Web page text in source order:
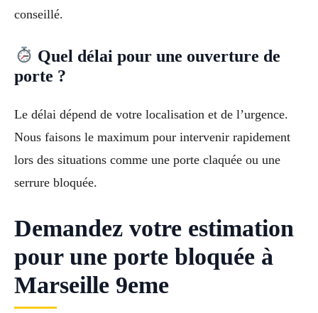
conseillé.
Quel délai pour une ouverture de
porte ?
Le délai dépend de votre localisation et de l’urgence.
Nous faisons le maximum pour intervenir rapidement
lors des situations comme une porte claquée ou une
serrure bloquée.
Demandez votre estimation
pour une porte bloquée à
Marseille 9eme